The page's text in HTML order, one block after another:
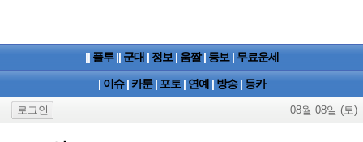
|| 플투 || 군대 | 정보 | 움짤 | 등보 | 무료운세
| 이슈 | 카툰 | 포토 | 연예 | 방송 | 등카
로그인 08월 08일 (토)